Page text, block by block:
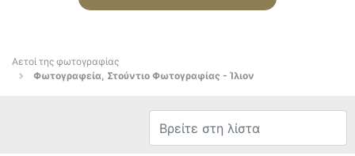
Αετοί της φωτογραφίας
Φωτογραφεία, Στούντιο Φωτογραφίας - Ίλιον